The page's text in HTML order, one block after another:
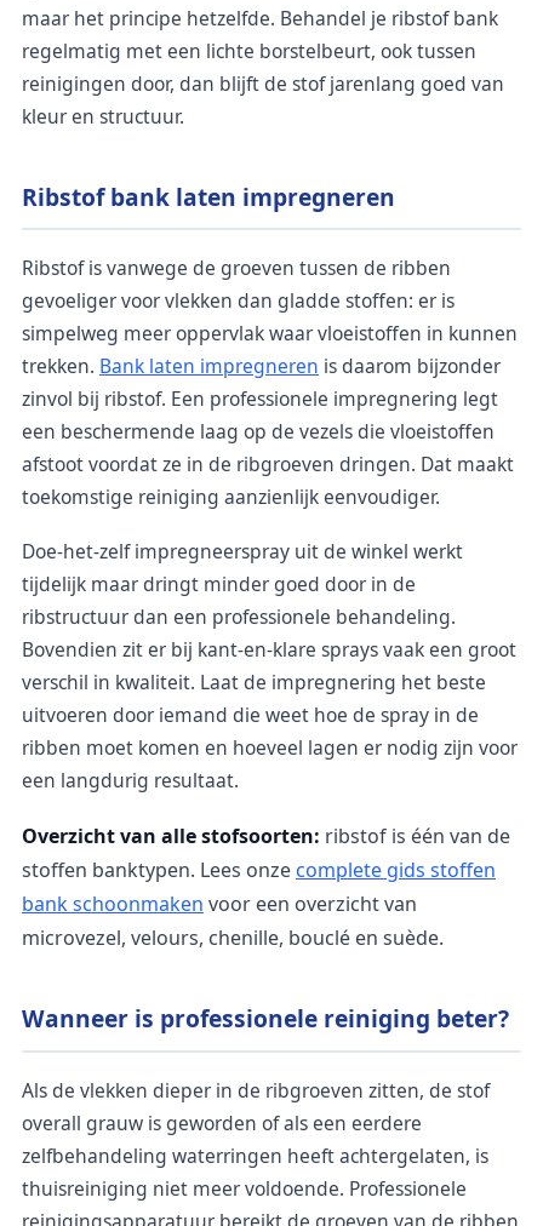
maar het principe hetzelfde. Behandel je ribstof bank
regelmatig met een lichte borstelbeurt, ook tussen
reinigingen door, dan blijft de stof jarenlang goed van
kleur en structuur.
Ribstof bank laten impregneren
Ribstof is vanwege de groeven tussen de ribben
gevoeliger voor vlekken dan gladde stoffen: er is
simpelweg meer oppervlak waar vloeistoffen in kunnen
trekken. Bank laten impregneren is daarom bijzonder
zinvol bij ribstof. Een professionele impregnering legt
een beschermende laag op de vezels die vloeistoffen
afstoot voordat ze in de ribgroeven dringen. Dat maakt
toekomstige reiniging aanzienlijk eenvoudiger.
Doe-het-zelf impregneerspray uit de winkel werkt
tijdelijk maar dringt minder goed door in de
ribstructuur dan een professionele behandeling.
Bovendien zit er bij kant-en-klare sprays vaak een groot
verschil in kwaliteit. Laat de impregnering het beste
uitvoeren door iemand die weet hoe de spray in de
ribben moet komen en hoeveel lagen er nodig zijn voor
een langdurig resultaat.
Overzicht van alle stofsoorten: ribstof is één van de
stoffen banktypen. Lees onze complete gids stoffen
bank schoonmaken voor een overzicht van
microvezel, velours, chenille, bouclé en suède.
Wanneer is professionele reiniging beter?
Als de vlekken dieper in de ribgroeven zitten, de stof
overall grauw is geworden of als een eerdere
zelfbehandeling waterringen heeft achtergelaten, is
thuisreiniging niet meer voldoende. Professionele